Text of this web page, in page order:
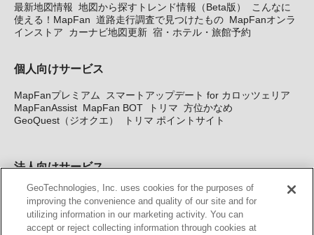
最新地図情報 地図から探すトレンド情報（Beta版）
こんなに
使える！MapFan 道路走行調査で見つけたもの MapFanオンラ
インストア
カーナビ地図更新 宿・ホテル・旅館予約
個人向けサービス
MapFanプレミアム
スマートアップデート for カロッツェリア
MapFanAssist MapFan BOT トリマ 方位かなめ
GeoQuest（ジオクエ）
トリマ ポイントサイト
法人向けサービス
法人向け地図・位置情報サービス WEBサイト・システム向け地
図API Windows PC向け地図開発キット MapFan DB 住所確認
サービス
MAP WORLD+ トリマ広告 Geo-Research
GeoTechnologies, Inc. uses cookies for the purposes of
improving the convenience and quality of our site and for
utilizing information in our marketing activity. You can
accept or reject collecting information through cookies at